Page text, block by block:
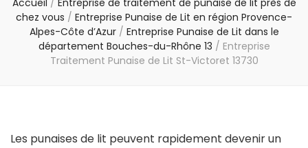
Accueil / Entreprise de traitement de punaise de lit près de
chez vous / Entreprise Punaise de Lit en région Provence-
Alpes-Côte d’Azur / Entreprise Punaise de Lit dans le
département Bouches-du-Rhône 13 / Entreprise
Traitement Punaise de Lit St-Victoret 13730
Les punaises de lit peuvent rapidement devenir un